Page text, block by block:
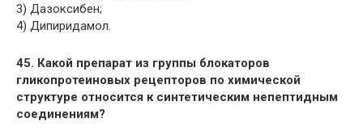
3) Дазоксибен;
4) Дипиридамол.
45. Какой препарат из группы блокаторов
гликопротеиновых рецепторов по химической
структуре относится к синтетическим непептидным
соединениям?